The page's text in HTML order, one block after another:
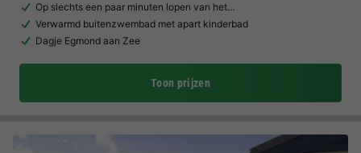
Op slechts een paar minuten lopen van het…
Verwarmd buitenzwembad met apart kinderbad
Dagje Egmond aan Zee
Toon prijzen